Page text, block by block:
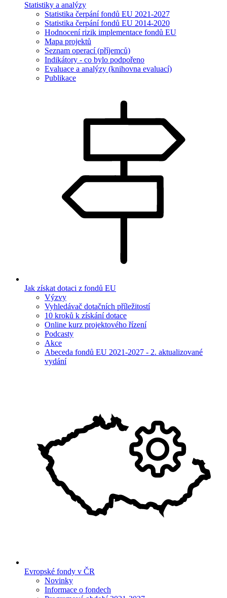
Statistiky a analýzy
Statistika čerpání fondů EU 2021-2027
Statistika čerpání fondů EU 2014-2020
Hodnocení rizik implementace fondů EU
Mapa projektů
Seznam operací (příjemců)
Indikátory - co bylo podpořeno
Evaluace a analýzy (knihovna evaluací)
Publikace
Jak získat dotaci z fondů EU
Výzvy
Vyhledávač dotačních příležitostí
10 kroků k získání dotace
Online kurz projektového řízení
Podcasty
Akce
Abeceda fondů EU 2021-2027 - 2. aktualizované
vydání
Evropské fondy v ČR
Novinky
Informace o fondech